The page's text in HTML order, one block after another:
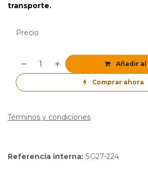
transporte.
Añadir
Comprar ahora
Precio
Términos y condiciones
Referencia interna: SG27-224